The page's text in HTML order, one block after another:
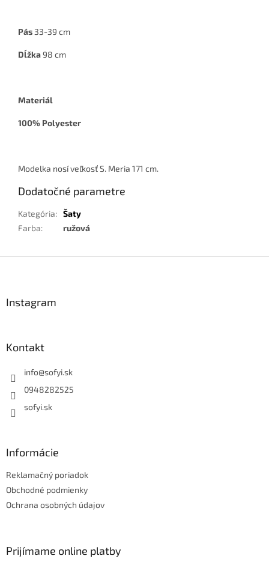
Pás 33-39 cm
Dĺžka98 cm
Materiál
100% Polyester
Modelka nosí veľkosť S. Meria 171 cm.
Dodatočné parametre
Kategória: Šaty
Farba: ružová
Instagram
Kontakt
info@sofyi.sk
0948282525
sofyi.sk
Informácie
Reklamačný poriadok
Obchodné podmienky
Ochrana osobných údajov
Prijímame online platby